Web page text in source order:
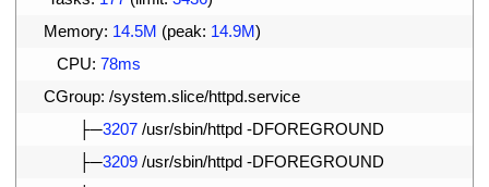
Memory: 14.5M (peak: 14.9M)
CPU: 78ms
CGroup: /system.slice/httpd.service
├─3207 /usr/sbin/httpd -DFOREGROUND
├─3209 /usr/sbin/httpd -DFOREGROUND